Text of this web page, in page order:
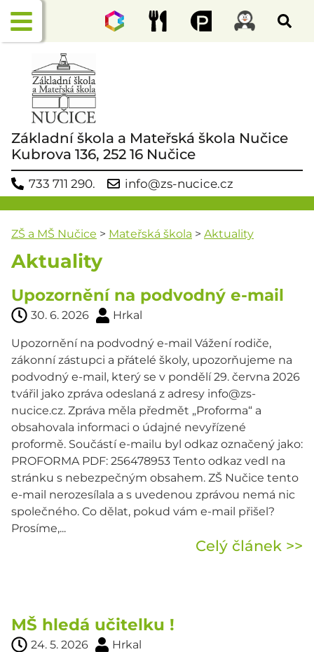
Základní škola a Mateřská škola Nučice
Kubrova 136, 252 16 Nučice
733 711 290. info@zs-nucice.cz
ZŠ a MŠ Nučice > Mateřská škola > Aktuality
Aktuality
Upozornění na podvodný e-mail
30. 6. 2026 Hrkal
Upozornění na podvodný e-mail Vážení rodiče,
zákonní zástupci a přátelé školy, upozorňujeme na
podvodný e-mail, který se v pondělí 29. června 2026
tvářil jako zpráva odeslaná z adresy info@zs-
nucice.cz. Zpráva měla předmět „Proforma“ a
obsahovala informaci o údajné nevyřízené
proformě. Součástí e-mailu byl odkaz označený jako:
PROFORMA PDF: 256478953 Tento odkaz vedl na
stránku s nebezpečným obsahem. ZŠ Nučice tento
e-mail nerozesílala a s uvedenou zprávou nemá nic
společného. Co dělat, pokud vám e-mail přišel?
Prosíme,...
Celý článek >>
MŠ hledá učitelku !
24. 5. 2026 Hrkal